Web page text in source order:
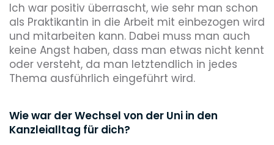
Ich war positiv überrascht, wie sehr man schon
als Praktikantin in die Arbeit mit einbezogen wird
und mitarbeiten kann. Dabei muss man auch
keine Angst haben, dass man etwas nicht kennt
oder versteht, da man letztendlich in jedes
Thema ausführlich eingeführt wird.
Wie war der Wechsel von der Uni in den
Kanzleialltag für dich?